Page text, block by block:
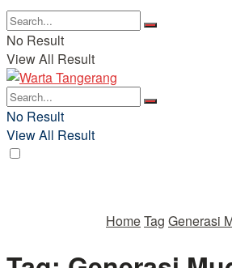
No Result
View All Result
No Result
View All Result
HomeTag Generasi